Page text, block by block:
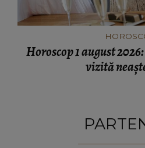
Horoscop 1 august
vizită